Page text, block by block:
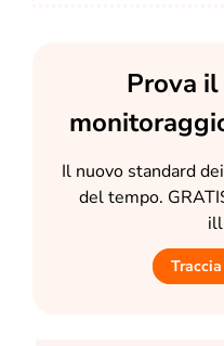
Prova
Il nuovo standard
del tempo.